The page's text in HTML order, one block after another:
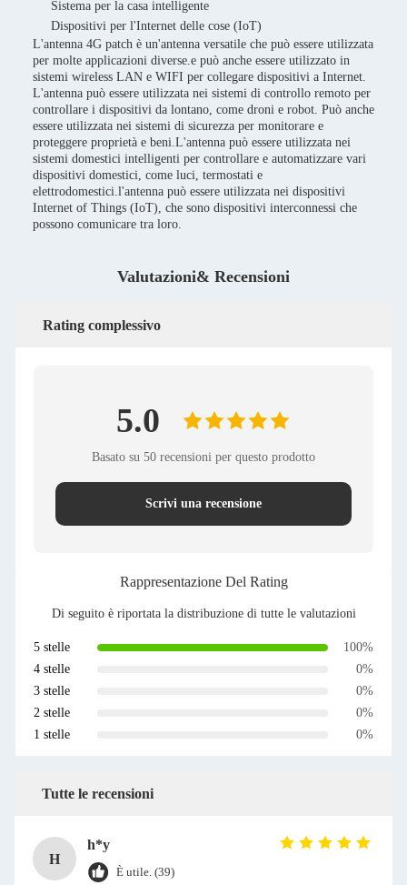
Sistema per la casa intelligente
Dispositivi per l'Internet delle cose (IoT)
L'antenna 4G patch è un'antenna versatile che può essere utilizzata
per molte applicazioni diverse.e può anche essere utilizzato in
sistemi wireless LAN e WIFI per collegare dispositivi a Internet.
L'antenna può essere utilizzata nei sistemi di controllo remoto per
controllare i dispositivi da lontano, come droni e robot. Può anche
essere utilizzata nei sistemi di sicurezza per monitorare e
proteggere proprietà e beni.L'antenna può essere utilizzata nei
sistemi domestici intelligenti per controllare e automatizzare vari
dispositivi domestici, come luci, termostati e
elettrodomestici.l'antenna può essere utilizzata nei dispositivi
Internet of Things (IoT), che sono dispositivi interconnessi che
possono comunicare tra loro.
Valutazioni& Recensioni
Rating complessivo
5.0
Basato su 50 recensioni per questo prodotto
Scrivi una recensione
Rappresentazione Del Rating
Di seguito è riportata la distribuzione di tutte le valutazioni
5 stelle
100%
4 stelle
0%
3 stelle
0%
2 stelle
0%
1 stelle
0%
Tutte le recensioni
H
h*y
È utile. (39)